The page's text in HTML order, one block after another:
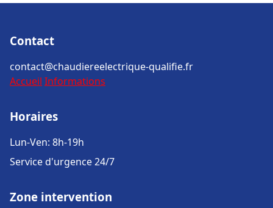
Contact
contact@chaudiereelectrique-qualifie.fr
Accueil Informations
Horaires
Lun-Ven: 8h-19h
Service d'urgence 24/7
Zone intervention